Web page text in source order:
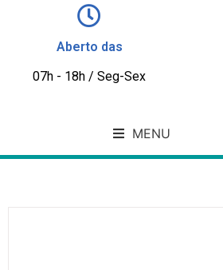
Aberto das
07h - 18h / Seg-Sex
MENU